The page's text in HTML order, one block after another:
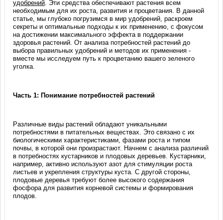
удобрений . Эти средства обеспечивают растения всем
необходимым для их роста, развития и процветания. В данной
статье, мы глубоко погрузимся в мир удобрений, раскроем
секреты и оптимальные подходы к их применению, с фокусом
на достижении максимального эффекта в поддержании
здоровья растений. От анализа потребностей растений до
выбора правильных удобрений и методов их применения -
вместе мы исследуем путь к процветанию вашего зеленого
уголка.
Часть 1: Понимание потребностей растений
Различные виды растений обладают уникальными
потребностями в питательных веществах. Это связано с их
биологическими характеристиками, фазами роста и типом
почвы, в которой они произрастают. Начнем с анализа различий
в потребностях кустарников и плодовых деревьев. Кустарники,
например, активно используют азот для стимуляции роста
листьев и укрепления структуры куста. С другой стороны,
плодовые деревья требуют более высокого содержания
фосфора для развития корневой системы и формирования
плодов.